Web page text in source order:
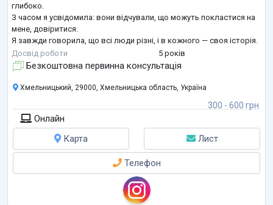
глибоко.
З часом я усвідомила: вони відчували, що можуть покластися на
мене, довіритися.
Я завжди говорила, що всі люди різні, і в кожного — своя історія.
Я навчилася бути безоціночною. І саме в цьому — моя сила: бачити
не лише те, що сталося, а й допомагати знайти шлях уперед, щоб
Досвід роботи 5 років
Безкоштовна первинна консультація
300 - 600 грн
Хмельницький, 29000, Хмельницька область, Україна
Онлайн
Карта
Лист
Телефон